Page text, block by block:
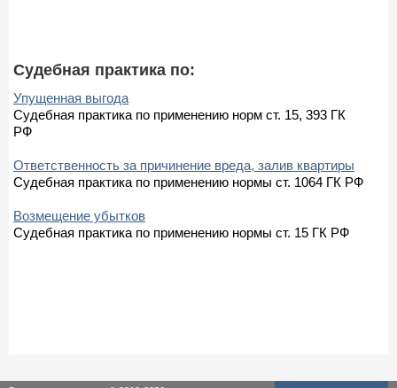
Судебная практика по:
Упущенная выгода
Судебная практика по применению норм ст. 15, 393 ГК
РФ
Ответственность за причинение вреда, залив квартиры
Судебная практика по применению нормы ст. 1064 ГК РФ
Возмещение убытков
Судебная практика по применению нормы ст. 15 ГК РФ